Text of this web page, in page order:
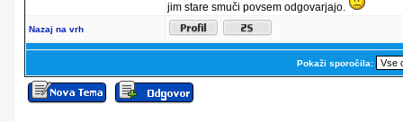
jim stare smuči povsem odgovarjajo.
Nazaj na vrh
Pokaži sporočila: